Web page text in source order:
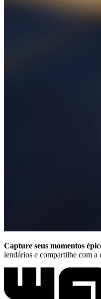
Capture seus momentos
lendários e compartilhe com